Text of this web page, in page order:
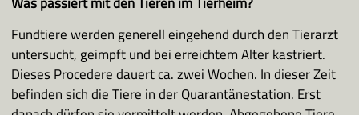
Fundtiere werden generell eingehend durch den Tierarzt
untersucht, geimpft und bei erreichtem Alter kastriert.
Dieses Procedere dauert ca. zwei Wochen. In dieser Zeit
befinden sich die Tiere in der Quarantänestation. Erst